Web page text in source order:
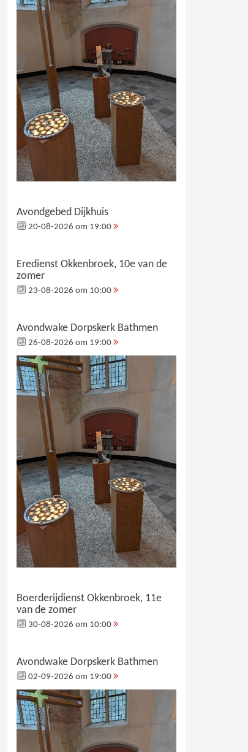
Avondgebed Dijkhuis
20-08-2026 om 19:00
Eredienst Okkenbroek, 10e van de
zomer
23-08-2026 om 10:00
Avondwake Dorpskerk Bathmen
26-08-2026 om 19:00
Boerderijdienst Okkenbroek, 11e
van de zomer
30-08-2026 om 10:00
Avondwake Dorpskerk Bathmen
02-09-2026 om 19:00